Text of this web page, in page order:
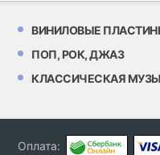
ВИНИЛОВЫЕ
ПОП, РОК, ДЖАЗ
КЛАССИЧЕСКАЯ
Оплата: